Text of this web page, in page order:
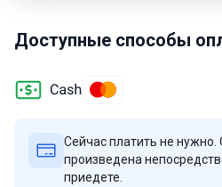
Доступные способы
Сейчас платить не нужно.
произведена
приедете.